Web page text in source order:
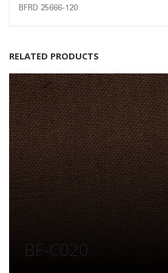
BFRD 25666-120
RELATED PRODUCTS
BF-C020